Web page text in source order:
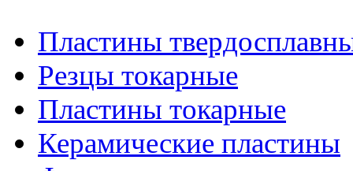
Пластины
Резцы токарные
Пластины токарные
Керамические пластины